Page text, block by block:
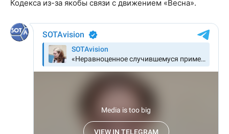
Кодекса из-за якобы связи с движением «Весна».